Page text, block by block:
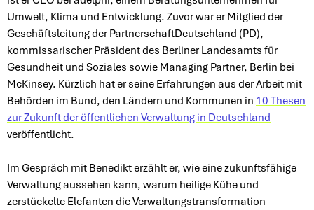
Umwelt, Klima und Entwicklung. Zuvor war er Mitglied der
Geschäftsleitung der PartnerschaftDeutschland (PD),
kommissarischer Präsident des Berliner Landesamts für
Gesundheit und Soziales sowie Managing Partner, Berlin bei
McKinsey. Kürzlich hat er seine Erfahrungen aus der Arbeit mit
Behörden im Bund, den Ländern und Kommunen in 10 Thesen
zur Zukunft der öffentlichen Verwaltung in Deutschland
veröffentlicht.
Im Gespräch mit Benedikt erzählt er, wie eine zukunftsfähige
Verwaltung aussehen kann, warum heilige Kühe und
zerstückelte Elefanten die Verwaltungstransformation